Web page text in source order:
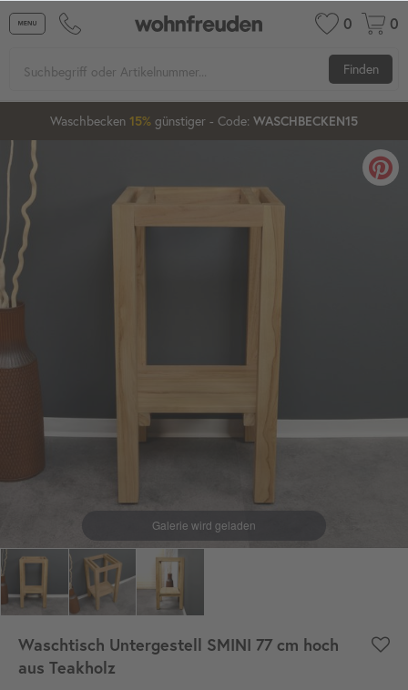
0 0
Finden
Waschbecken 15% günstiger - Code: WASCHBECKEN15
20%
Waschtisch Untergestell SMINI 77 cm hoch
aus Teakholz